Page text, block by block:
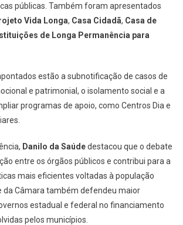
públicas. Também foram apresentados
Vida Longa, Casa Cidadã, Casa de
de Longa Permanência para
estão a subnotificação de casos de
e patrimonial, o isolamento social e a
programas de apoio, como Centros Dia e
Danilo da Saúdedestacou que o debate
entre os órgãos públicos e contribui para a
mais eficientes voltadas à população
da Câmara também defendeu maior
estadual e federal no financiamento
pelos municípios.